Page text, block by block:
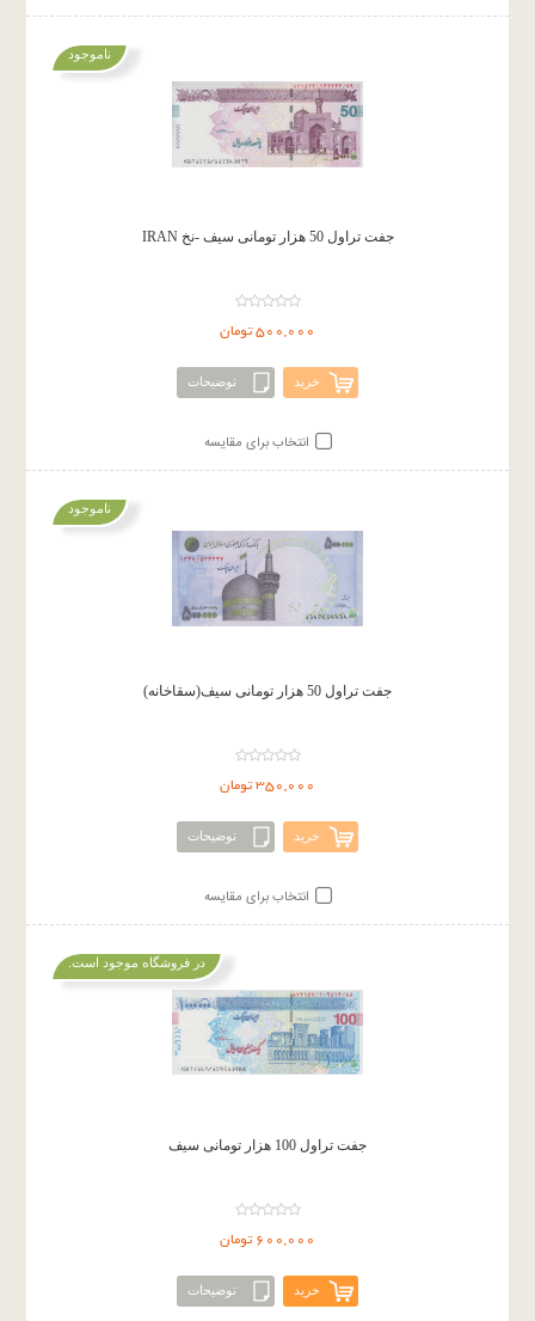
جفت تراول 50 هزار تومانی سیف -نخ IRAN
500,000 تومان
خرید توضیحات
ناموجود
انتخاب برای مقایسه
جفت تراول 50 هزار تومانی سیف(سقاخانه)
350,000 تومان
خرید توضیحات
ناموجود
انتخاب برای مقایسه
جفت تراول 100 هزار تومانی سیف
600,000 تومان
خرید توضیحات
در فروشگاه موجود است.